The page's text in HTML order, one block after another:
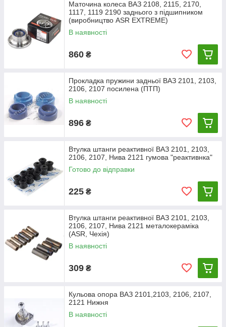
Маточина колеса ВАЗ 2108, 2115, 2170,
1117, 1119 2190 заднього з підшипником
(виробництво ASR EXTREME)
В наявності
860 ₴
Прокладка пружини задньої ВАЗ 2101, 2103,
2106, 2107 посилена (ПТП)
В наявності
896 ₴
Втулка штанги реактивної ВАЗ 2101, 2103,
2106, 2107, Нива 2121 гумова "реактивнка"
Готово до відправки
225 ₴
Втулка штанги реактивної ВАЗ 2101, 2103,
2106, 2107, Нива 2121 металокераміка
(ASR, Чехія)
В наявності
309 ₴
Кульова опора ВАЗ 2101,2103, 2106, 2107,
2121 Нижня
В наявності